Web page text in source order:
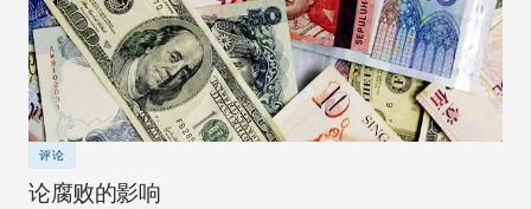
评论
论腐败的影响